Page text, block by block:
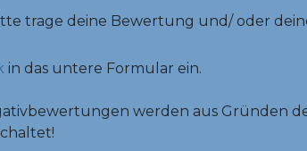
trage deine Bewertung und/ oder
in das untere Formular ein.
werden aus Gründen